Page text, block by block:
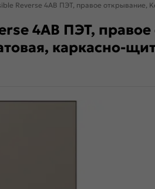
Reverse 4AB ПЭТ, правое открывание,
4AB ПЭТ,
каркасно-